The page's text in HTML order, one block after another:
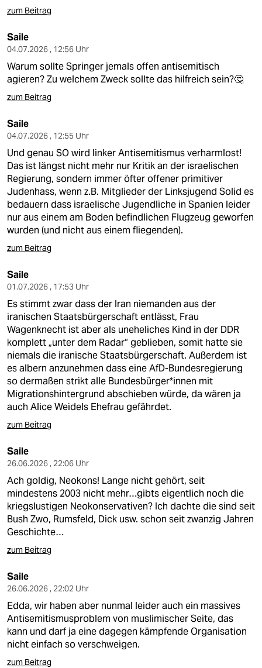
zum Beitrag
Saile
04.07.2026 , 12:56 Uhr
Warum sollte Springer jemals offen antisemitisch
agieren? Zu welchem Zweck sollte das hilfreich sein?🤔
zum Beitrag
Saile
04.07.2026 , 12:55 Uhr
Und genau SO wird linker Antisemitismus verharmlost!
Das ist längst nicht mehr nur Kritik an der israelischen
Regierung, sondern immer öfter offener primitiver
Judenhass, wenn z.B. Mitglieder der Linksjugend Solid es
bedauern dass israelische Jugendliche in Spanien leider
nur aus einem am Boden befindlichen Flugzeug geworfen
wurden (und nicht aus einem fliegenden).
zum Beitrag
Saile
01.07.2026 , 17:53 Uhr
Es stimmt zwar dass der Iran niemanden aus der
iranischen Staatsbürgerschaft entlässt, Frau
Wagenknecht ist aber als uneheliches Kind in der DDR
komplett „unter dem Radar“ geblieben, somit hatte sie
niemals die iranische Staatsbürgerschaft. Außerdem ist
es albern anzunehmen dass eine AfD-Bundesregierung
so dermaßen strikt alle Bundesbürger*innen mit
Migrationshintergrund abschieben würde, da wären ja
auch Alice Weidels Ehefrau gefährdet.
zum Beitrag
Saile
26.06.2026 , 22:06 Uhr
Ach goldig, Neokons! Lange nicht gehört, seit
mindestens 2003 nicht mehr…gibts eigentlich noch die
kriegslustigen Neokonservativen? Ich dachte die sind seit
Bush Zwo, Rumsfeld, Dick usw. schon seit zwanzig Jahren
Geschichte…
zum Beitrag
Saile
26.06.2026 , 22:02 Uhr
Edda, wir haben aber nunmal leider auch ein massives
Antisemitismusproblem von muslimischer Seite, das
kann und darf ja eine dagegen kämpfende Organisation
nicht einfach so verschweigen.
zum Beitrag